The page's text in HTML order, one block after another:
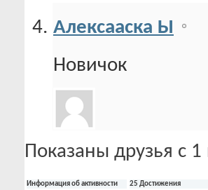
Алексааска Ы
Новичок
Показаны друзья с
Информация об активности 25 Достижения